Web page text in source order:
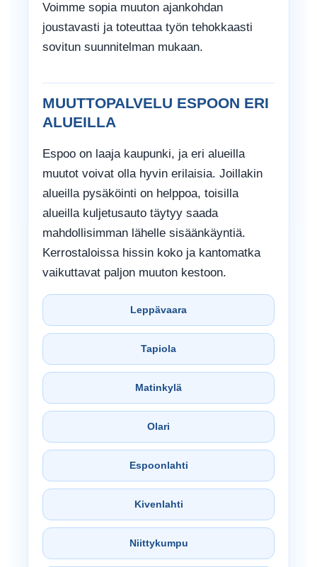
Voimme sopia muuton ajankohdan
joustavasti ja toteuttaa työn tehokkaasti
sovitun suunnitelman mukaan.
MUUTTOPALVELU ESPOON ERI
ALUEILLA
Espoo on laaja kaupunki, ja eri alueilla
muutot voivat olla hyvin erilaisia. Joillakin
alueilla pysäköinti on helppoa, toisilla
alueilla kuljetusauto täytyy saada
mahdollisimman lähelle sisäänkäyntiä.
Kerrostaloissa hissin koko ja kantomatka
vaikuttavat paljon muuton kestoon.
Leppävaara
Tapiola
Matinkylä
Olari
Espoonlahti
Kivenlahti
Niittykumpu